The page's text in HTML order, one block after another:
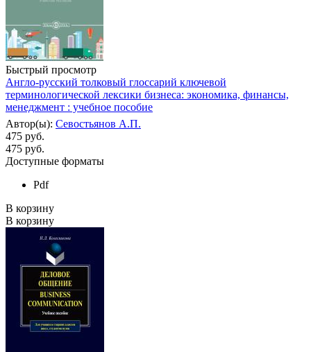
Быстрый просмотр
Англо-русский толковый глоссарий ключевой
терминологической лексики бизнеса: экономика, финансы,
менеджмент : учебное пособие
Автор(ы): Севостьянов А.П.
475 руб.
475 руб.
Доступные форматы
Pdf
В корзину
В корзину